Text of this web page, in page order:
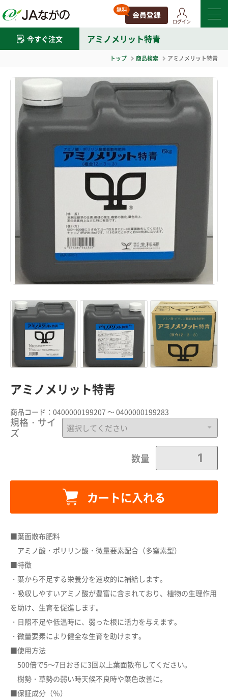
ログイン
今すぐ注文 アミノメリット特青
トップ 商品検索 アミノメリット特青
アミノメリット特青
商品コード： 0400000199207 ～ 0400000199283
規格・サイ
ズ
数量
カートに入れる
カートに追加しました。
お買い物を続ける
カートへ進む
■葉面散布肥料
アミノ酸・ポリリン酸・微量要素配合（多窒素型）
■特徴
・葉から不足する栄養分を速攻的に補給します。
・吸収しやすいアミノ酸が豊富に含まれており、植物の生理作用
を助け、生育を促進します。
・日照不足や低温時に、弱った根に活力を与えます。
・微量要素により健全な生育を助けます。
■使用方法
500倍で5～7日おきに3回以上葉面散布してください。
樹勢・草勢の弱い時天候不良時や葉色改善に。
■保証成分（％）